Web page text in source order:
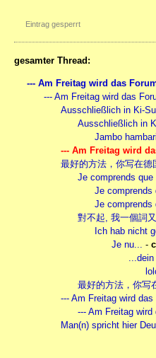
Eintrag gesperrt
gesamter Thread:
--- Am Freitag wird das
--- Am Freitag wird das
Ausschließlich in Ki-
Ausschließlich in
Jambo
--- Am Freitag wird
最好的方法，你写在德
Je comprends
Je comprends
Je comprends
對不起, 我一個詞
Ich hab nicht
Je nu... -
最好的方法，你写
--- Am Freitag wird
--- Am Freitag wird
Man(n) spricht hier